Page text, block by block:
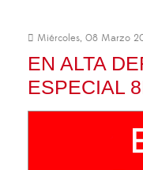
Miércoles, 08 Marzo
EN ALTA
ESPECIAL